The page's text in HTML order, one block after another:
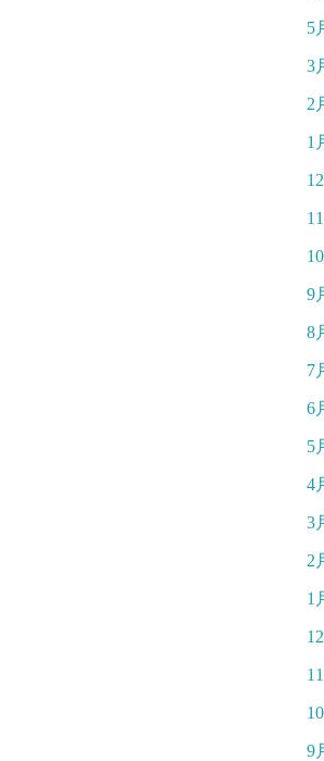
5
3
2
1
9
8
7
6
5
4
3
2
1
9